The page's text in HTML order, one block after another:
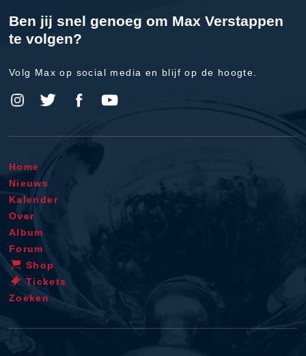
Ben jij snel genoeg om Max Verstappen
te volgen?
Volg Max op social media en blijf op de hoogte.
Home
Nieuws
Kalender
Over
Album
Forum
Shop
Tickets
Zoeken